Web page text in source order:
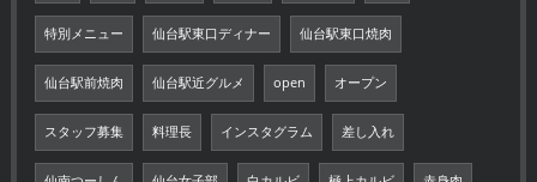
特別メニュー 仙台駅東口ディナー 仙台駅東口焼肉
仙台駅前焼肉 仙台駅近グルメ open オープン
スタッフ募集 料理長 インスタグラム 差し入れ